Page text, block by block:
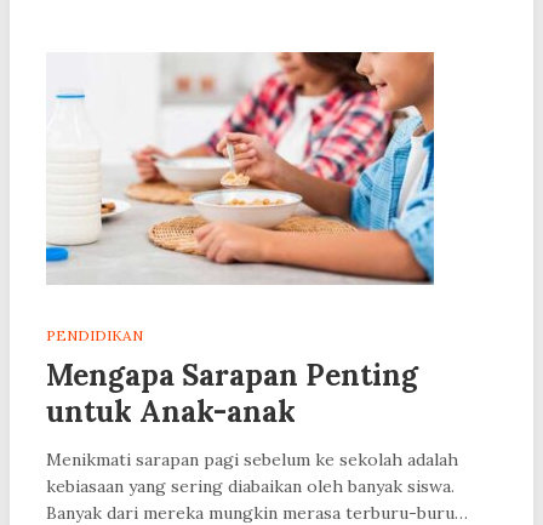
PENDIDIKAN
Mengapa Sarapan Penting
untuk Anak-anak
Menikmati sarapan pagi sebelum ke sekolah adalah
kebiasaan yang sering diabaikan oleh banyak siswa.
Banyak dari mereka mungkin merasa terburu-buru…